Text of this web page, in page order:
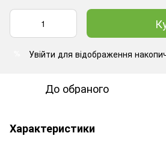
Увійти для відображення
До обраного
Характеристики